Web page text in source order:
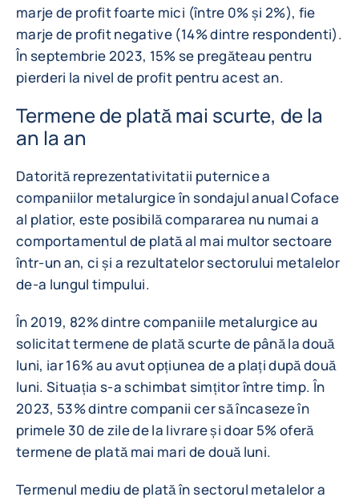
marje de profit foarte mici (între 0% și 2%), fie
marje de profit negative (14% dintre respondenti).
În septembrie 2023, 15% se pregăteau pentru
pierderi la nivel de profit pentru acest an.
Termene de plată mai scurte, de la
an la an
Datorită reprezentativitatii puternice a
companiilor metalurgice în sondajul anual Coface
al platior, este posibilă compararea nu numai a
comportamentul de plată al mai multor sectoare
într-un an, ci și a rezultatelor sectorului metalelor
de-a lungul timpului.
În 2019, 82% dintre companiile metalurgice au
solicitat termene de plată scurte de până la două
luni, iar 16% au avut opțiunea de a plați după două
luni. Situația s-a schimbat simțitor între timp. În
2023, 53% dintre companii cer să încaseze în
primele 30 de zile de la livrare și doar 5% oferă
termene de plată mai mari de două luni.
Termenul mediu de plată în sectorul metalelor a